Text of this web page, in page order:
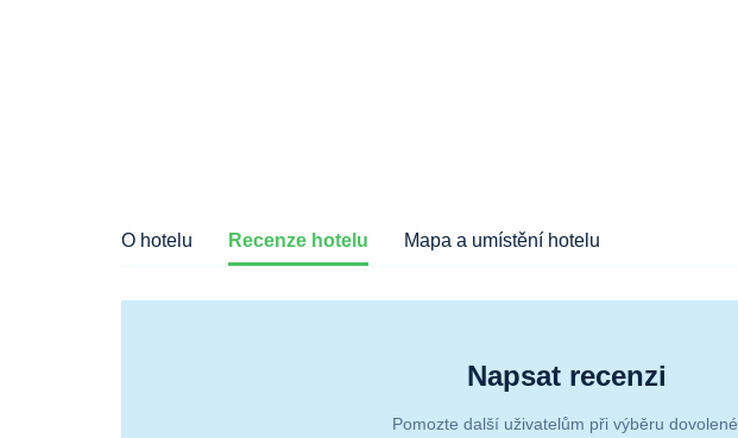
O hotelu Recenze hotelu Mapa a umístění hotelu
Napsat recenzi
Pomozte další uživatelům při výběru dovolené.